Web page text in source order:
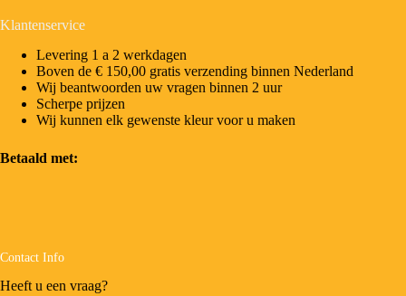
Klantenservice
Levering 1 a 2 werkdagen
Boven de € 150,00 gratis verzending binnen Nederland
Wij beantwoorden uw vragen binnen 2 uur
Scherpe prijzen
Wij kunnen elk gewenste kleur voor u maken
Betaald met:
Contact Info
Heeft u een vraag?